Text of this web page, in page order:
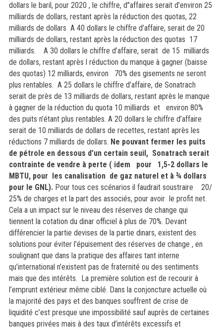
dollars le baril, pour 2020 , le chiffre, d’’affaires serait d’environ 25
milliards de dollars, restant après la réduction des quotas, 22
milliards de dollars A 40 dollars le chiffre d’affaire, serait de 20
milliards de dollars, restant après la réduction des quotas 17
milliards. A 30 dollars le chiffre d’affaire, serait de 15 milliards
de dollars, restant après l réduction du manque à gagner (baisse
des quotas) 12 milliards, environ 70% des gisements ne seront
plus rentables. A 25 dollars le chiffre d’affaire, de Sonatrach
serait de près de 13 milliards de dollars, restant après le manque
à gagner de la réduction du quota 10 milliards et environ 80%
des puits n’étant plus rentables. A 20 dollars le chiffre d’affaire
serait de 10 milliards de dollars de recettes, restant après les
réductions 7 milliards de dollars. Ne pouvant fermer les puits
de pétrole en dessous d’un certain seuil, Sonatrach serait
contrainte de vendre à perte ( idem pour 1,5-2 dollars le
MBTU, pour les canalisation de gaz naturel et à ¾ dollars
pour le GNL).Pour tous ces scénarios il faudrait soustraire 20/
25% de charges et la part des associés, pour avoir le profit net.
Cela a un impact sur le niveau des réserves de change qui
tiennent la cotation du dinar officiel à plus de 70%. Devant
différencier la partie devises de la partie dinars, existent des
solutions pour éviter l’épuisement des réserves de change , en
soulignant que dans la pratique des affaires tant interne
qu’international n’existent pas de fraternité ou des sentiments
mais que des intérêts. La première solution est de recourir à
l’emprunt extérieur même ciblé. Dans la conjoncture actuelle où
la majorité des pays et des banques souffrent de crise de
liquidité c’est presque une impossibilité sauf auprès de certaines
banques privées mais à des taux d’intérêts excessifs et